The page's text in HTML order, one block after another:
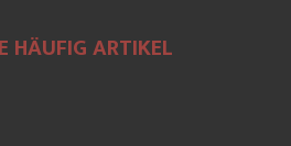
HÄUFIG ARTIKEL